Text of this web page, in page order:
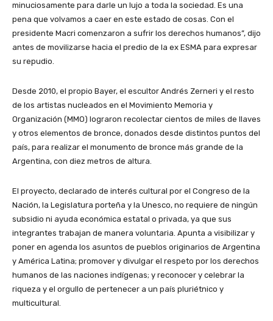
minuciosamente para darle un lujo a toda la sociedad. Es una
pena que volvamos a caer en este estado de cosas. Con el
presidente Macri comenzaron a sufrir los derechos humanos”, dijo
antes de movilizarse hacia el predio de la ex ESMA para expresar
su repudio.
Desde 2010, el propio Bayer, el escultor Andrés Zerneri y el resto
de los artistas nucleados en el Movimiento Memoria y
Organización (MMO) lograron recolectar cientos de miles de llaves
y otros elementos de bronce, donados desde distintos puntos del
país, para realizar el monumento de bronce más grande de la
Argentina, con diez metros de altura.
El proyecto, declarado de interés cultural por el Congreso de la
Nación, la Legislatura porteña y la Unesco, no requiere de ningún
subsidio ni ayuda económica estatal o privada, ya que sus
integrantes trabajan de manera voluntaria. Apunta a visibilizar y
poner en agenda los asuntos de pueblos originarios de Argentina
y América Latina; promover y divulgar el respeto por los derechos
humanos de las naciones indígenas; y reconocer y celebrar la
riqueza y el orgullo de pertenecer a un país pluriétnico y
multicultural.